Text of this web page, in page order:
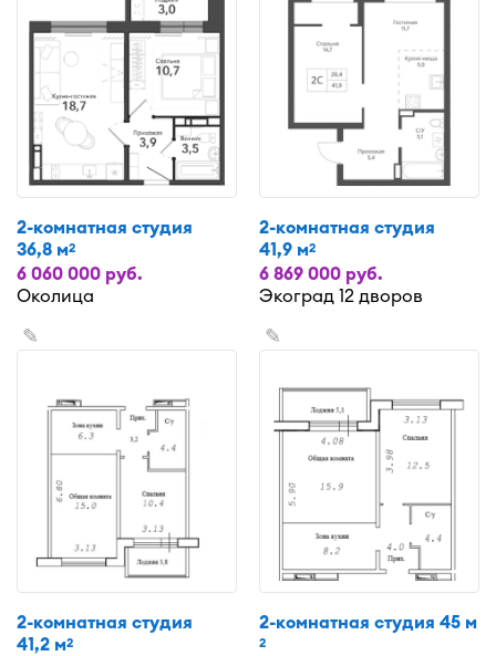
2-комнатная студия
36,8 м2
6 060 000 руб.
Околица
2-комнатная студия
41,9 м2
6 869 000 руб.
Экоград 12 дворов
✎
2-комнатная студия
41,2 м2
✎
2-комнатная студия 45 м
2